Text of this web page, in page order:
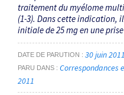
traitement du myélome
(1-3). Dans cette indication,
initiale de 25 mg en une
DATE DE PARUTION 30 juin 2011
PARU DANS
Correspondances
2011